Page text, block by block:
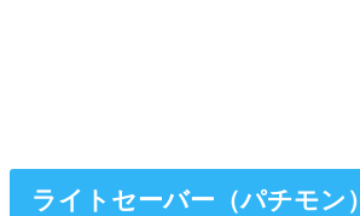
ライトセーバー（パチモン